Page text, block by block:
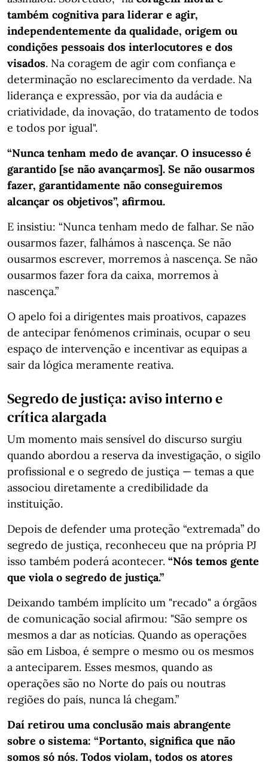
também cognitiva para liderar e agir,
independentemente da qualidade, origem ou
condições pessoais dos interlocutores e dos
visados. Na coragem de agir com confiança e
determinação no esclarecimento da verdade. Na
liderança e expressão, por via da audácia e
criatividade, da inovação, do tratamento de todos
e todos por igual".
“Nunca tenham medo de avançar. O insucesso é
garantido [se não avançarmos]. Se não ousarmos
fazer, garantidamente não conseguiremos
alcançar os objetivos”, afirmou.
E insistiu: “Nunca tenham medo de falhar. Se não
ousarmos fazer, falhámos à nascença. Se não
ousarmos escrever, morremos à nascença. Se não
ousarmos fazer fora da caixa, morremos à
nascença.”
O apelo foi a dirigentes mais proativos, capazes
de antecipar fenómenos criminais, ocupar o seu
espaço de intervenção e incentivar as equipas a
sair da lógica meramente reativa.
Segredo de justiça: aviso interno e
crítica alargada
Um momento mais sensível do discurso surgiu
quando abordou a reserva da investigação, o sigilo
profissional e o segredo de justiça — temas a que
associou diretamente a credibilidade da
instituição.
Depois de defender uma proteção “extremada” do
segredo de justiça, reconheceu que na própria PJ
isso também poderá acontecer. “Nós temos gente
que viola o segredo de justiça.”
Deixando também implícito um "recado" a órgãos
de comunicação social afirmou: "São sempre os
mesmos a dar as notícias. Quando as operações
são em Lisboa, é sempre o mesmo ou os mesmos
a anteciparem. Esses mesmos, quando as
operações são no Norte do país ou noutras
regiões do país, nunca lá chegam.”
Daí retirou uma conclusão mais abrangente
sobre o sistema: “Portanto, significa que não
somos só nós. Todos violam, todos os atores